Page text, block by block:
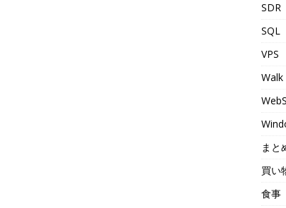
SDR
SQL
VPS
Walk
まと
買い
食事